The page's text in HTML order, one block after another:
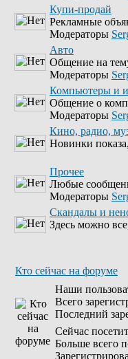
Купи-продай
Рекламные
Модераторы
Авто
Общение на
Модераторы
Компьютеры и
Общение о
Модераторы
Кино, радио,
Новинки
Прочее
Любые
Модераторы
Скандалы и
Здесь можно
Кто сейчас на форуме
Наши
Всего
Последний
Сейчас
Больше всего